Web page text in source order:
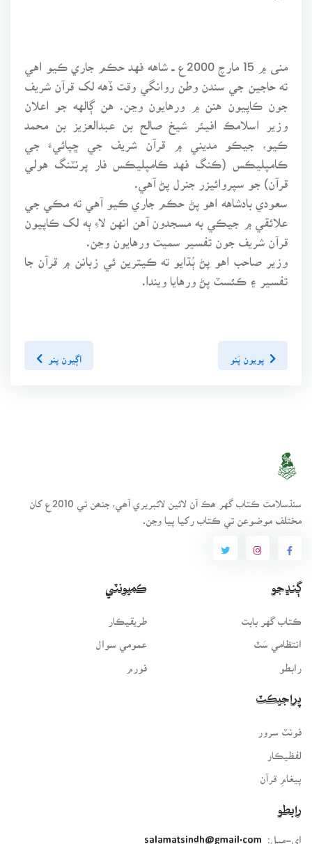
منى ۾ 15 مارچ 2000ع ــ شاهه فهد حڪم جاري ڪيو اهي
ته حاجين جي سندن وطن روانگي وقت ڏهه لک قرآن شريف
جون ڪاپيون هنن ۾ ورهايون وڃن. هن ڳالهه جو اعلان
وزير اسلامڪ افيئر شيخ صالح بن عبدالعزيز بن محمد
ڪيو، جيڪو مديني ۾ قرآن شريف جي ڇپائيءَ جي
ڪامپليڪس (ڪنگ فهد ڪامپليڪس فار پرنٽنگ هولي
قرآن) جو سپروائيزر جنرل پڻ آهي.
سعودي بادشاهه اهو پڻ حڪم جاري ڪيو آهي ته مڪي جي
علائقي ۾ جيڪي به مسجدون آهن انهن لاءِ ٻه لک ڪاپيون
قرآن شريف جون تفسير سميت ورهايون وڃن.
وزير صاحب اهو پڻ ٻُڌايو ته ڪيترين ئي زبانن ۾ قرآن جا
تفسير ۽ ڪئسٽ پڻ ورهايا ويندا.
اڳيون پنو
سنڌسلامت ڪتاب گهر ھڪ آن لائين لائبريري آھي، جنھن تي 2010ع کان
مختلف موضوعن تي ڪتاب رکيا پيا وڃن.
ڳنڍجو
ڪتاب گهر بابت
انتظامي سَٿ
رابطو
ڪميونٽي
طريقيڪار
عمومي سوال
فورم
پراجيڪٽ
فونٽ سرور
لفظيڪار
پيغامِ قرآن
رابطو
اي-ميل:
salamatsindh@gmail.com